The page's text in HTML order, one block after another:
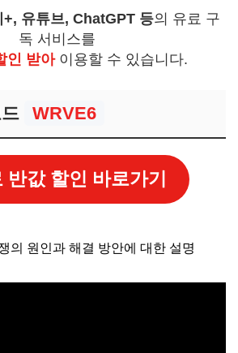
유튜브, ChatGPT 등의 유료 구
독 서비스를
인 받아이용할 수 있습니다.
WRVE6
반값 할인 바로가기